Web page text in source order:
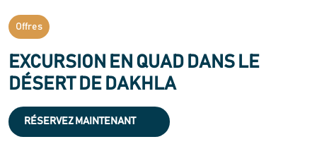
Offres
EXCURSION EN QUAD DANS LE
DÉSERT DE DAKHLA
RÉSERVEZ MAINTENANT